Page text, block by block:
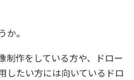
か。
制作をしている方や、ドロー
したい方には向いているドロ